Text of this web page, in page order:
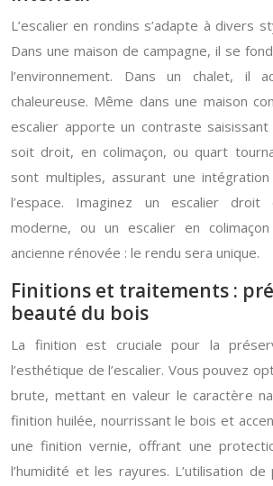
L’escalier en rondins s’adapte à divers
Dans une maison de campagne, il se
l’environnement. Dans un chalet, il
chaleureuse. Même dans une maison
escalier apporte un contraste
soit droit, en colimaçon, ou quart
sont multiples, assurant une intégration
l’espace. Imaginez un escalier droit
moderne, ou un escalier en
ancienne rénovée : le rendu sera unique.
Finitions et traitements :
beauté du bois
La finition est cruciale pour la
l’esthétique de l’escalier. Vous pouvez
brute, mettant en valeur le caractère
finition huilée, nourrissant le bois et
une finition vernie, offrant une
l’humidité et les rayures. L’utilisation